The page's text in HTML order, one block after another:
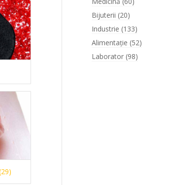
Bijuterii (20)
Industrie (133)
Alimentație (52)
Laborator (98)